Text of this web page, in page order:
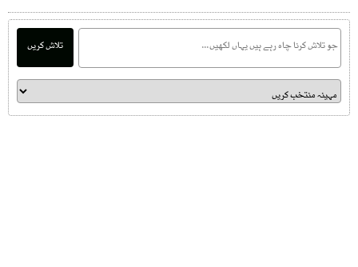
تلاش کریں